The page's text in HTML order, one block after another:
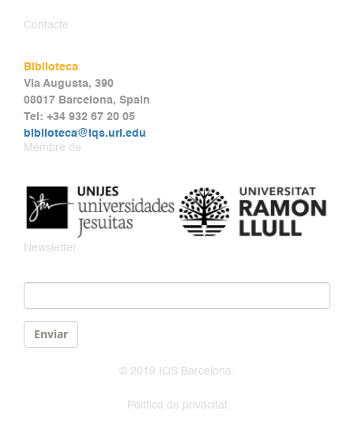
Contacte
Biblioteca
Via Augusta, 390
08017 Barcelona, Spain
Tel: +34 932 67 20 05
biblioteca@iqs.url.edu
Membre de
Newsletter
Email
Enviar
© 2019 IQS Barcelona.
Política de privacitat